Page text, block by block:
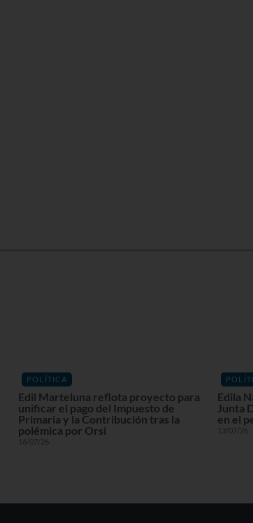
POLÍTICA
Edil Marteluna reflota proyecto para
unificar el pago del Impuesto de
Primaria y la Contribución tras la
polémica por Orsi
16/07/26
Edila
Junta
en el
13/07/26